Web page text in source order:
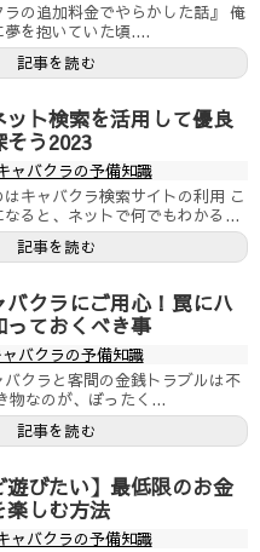
の追加料金でやらかした話』 俺
を抱いていた頃....
記事を読む
ット検索を活用して優良
う2023
ャバクラの予備知識
キャバクラ検索サイトの利用 こ
ると、ネットで何でもわかる...
記事を読む
クラにご用心！罠にハ
ておくべき事
バクラの予備知識
クラと客間の金銭トラブルは不
物なのが、ぼったく...
記事を読む
遊びたい】最低限のお金
楽しむ方法
ャバクラの予備知識